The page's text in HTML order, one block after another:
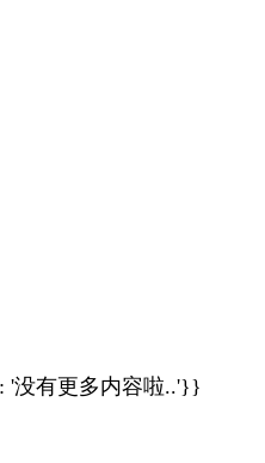
'没有更多内容啦..'}}